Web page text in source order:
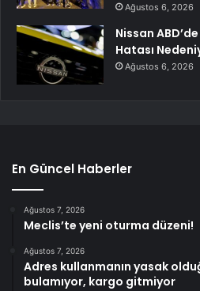
Ağustos 6, 2026
Nissan
Hatası
Ağustos 6, 2026
En Güncel Haberler
Ağustos 7, 2026
Meclis’te yeni oturma düzeni!
Ağustos 7, 2026
Adres kullanmanın yasak
bulamıyor, kargo gitmiyor